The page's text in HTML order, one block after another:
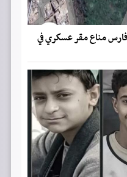
فارس مناع مقر عسكري في